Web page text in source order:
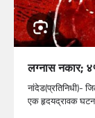
लग्नास नकार;
नांदेड(प्रतिनिधी)-
एक हृदयद्रावक